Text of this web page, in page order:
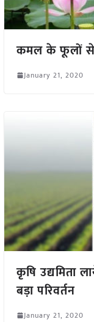
कमल के फूलों से
January 21, 2020
कृषि उद्यमिता
बड़ा परिवर्तन
January 21, 2020